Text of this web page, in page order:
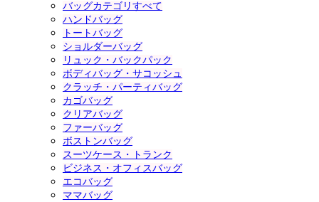
バッグカテゴリすべて
ハンドバッグ
トートバッグ
ショルダーバッグ
リュック・バックパック
ボディバッグ・サコッシュ
クラッチ・パーティバッグ
カゴバッグ
クリアバッグ
ファーバッグ
ボストンバッグ
スーツケース・トランク
ビジネス・オフィスバッグ
エコバッグ
ママバッグ